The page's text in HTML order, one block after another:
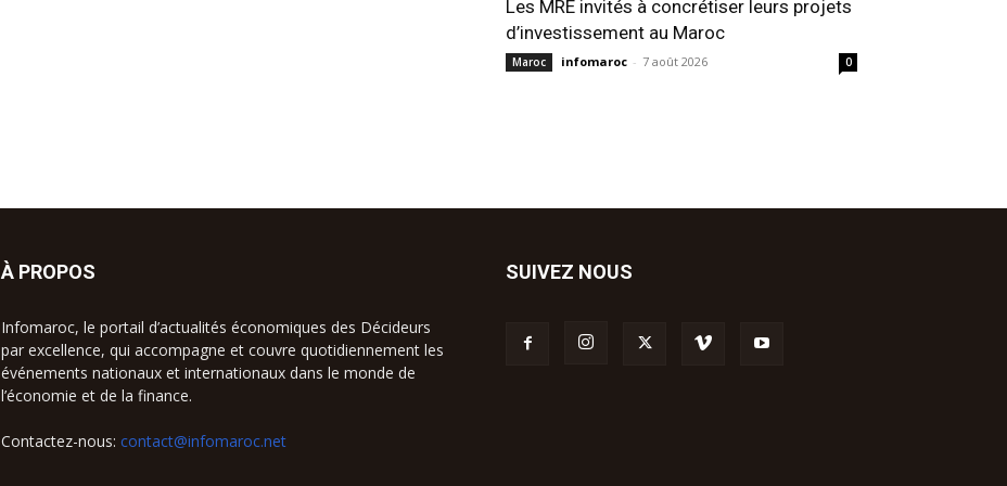
Les MRE invités à concrétiser leurs projets
d’investissement au Maroc
Maroc infomaroc - 7 août 2026 0
À PROPOS
Infomaroc, le portail d’actualités économiques des Décideurs
par excellence, qui accompagne et couvre quotidiennement les
événements nationaux et internationaux dans le monde de
l’économie et de la finance.
Contactez-nous: contact@infomaroc.net
SUIVEZ NOUS